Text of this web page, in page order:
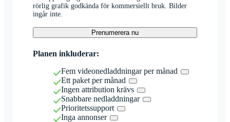
rörlig grafik godkända för kommersiellt bruk. Bilder
ingår inte.
Prenumerera nu
Planen inkluderar:
Fem videonedladdningar per månad
Ett paket per månad
Ingen attribution krävs
Snabbare nedladdningar
Prioritetssupport
Inga annonser